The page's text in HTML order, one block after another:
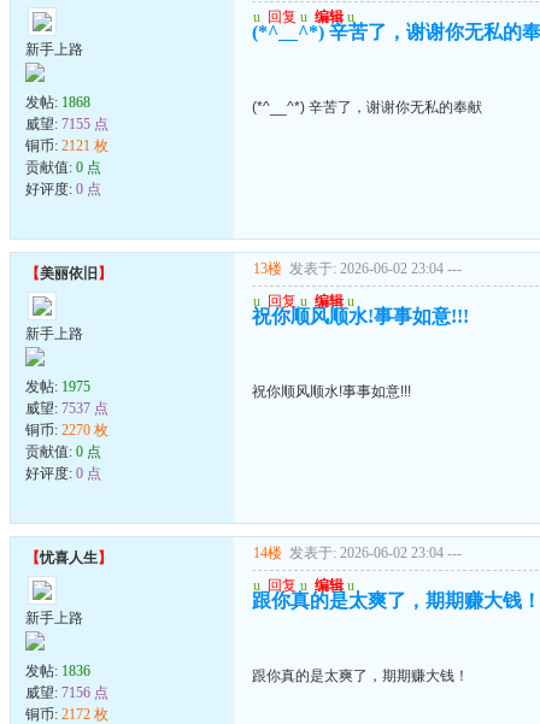
新手上路
发帖: 1868
威望: 7155 点
铜币: 2121 枚
贡献值: 0 点
好评度: 0 点
u 回复 u 编辑 u
(*^__^*) 辛苦了，谢谢你无私的
(*^__^*) 辛苦了，谢谢你无私的奉献
【美丽依旧 】
新手上路
发帖: 1975
威望: 7537 点
铜币: 2270 枚
贡献值: 0 点
好评度: 0 点
13楼 发表于: 2026-06-02 23:04 ---
u 回复 u 编辑 u
祝你顺风顺水!事事如意!!!
祝你顺风顺水!事事如意!!!
【忧喜人生】
新手上路
发帖: 1836
威望: 7156 点
铜币: 2172 枚
14楼 发表于: 2026-06-02 23:04 ---
u 回复 u 编辑 u
跟你真的是太爽了，期期赚大钱！
跟你真的是太爽了，期期赚大钱！